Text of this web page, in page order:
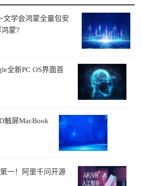
文学会鸿蒙全量包安
蒙7
全新PC OS界面首
触屏MacBook
一！阿里千问开源